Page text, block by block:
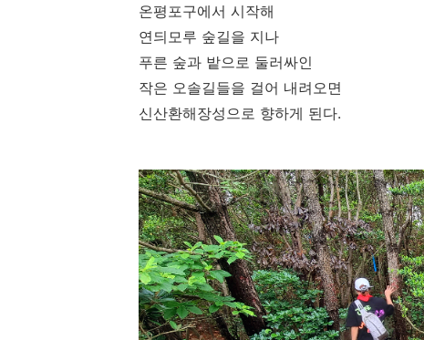
온평포구에서 시작해
연듸모루 숲길을 지나
푸른 숲과 밭으로 둘러싸인
작은 오솔길들을 걸어 내려오면
신산환해장성으로 향하게 된다.